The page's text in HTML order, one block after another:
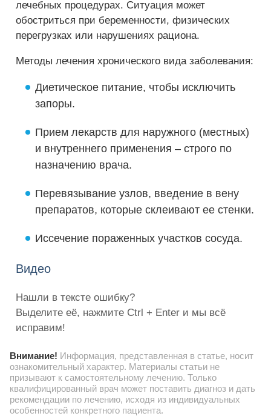
лечебных процедурах. Ситуация может
обостриться при беременности, физических
перегрузках или нарушениях рациона.
Методы лечения хронического вида заболевания:
Диетическое питание, чтобы исключить
запоры.
Прием лекарств для наружного (местных)
и внутреннего применения – строго по
назначению врача.
Перевязывание узлов, введение в вену
препаратов, которые склеивают ее стенки.
Иссечение пораженных участков сосуда.
Видео
Нашли в тексте ошибку?
Выделите её, нажмите Ctrl + Enter и мы всё
исправим!
Внимание! Информация, представленная в статье, носит
ознакомительный характер. Материалы статьи не
призывают к самостоятельному лечению. Только
квалифицированный врач может поставить диагноз и дать
рекомендации по лечению, исходя из индивидуальных
особенностей конкретного пациента.